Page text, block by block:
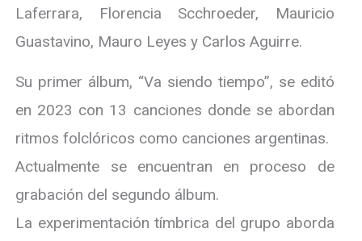
Laferrara, Florencia Scchroeder, Mauricio
Guastavino, Mauro Leyes y Carlos Aguirre.
Su primer álbum, “Va siendo tiempo”, se editó
en 2023 con 13 canciones donde se abordan
ritmos folclóricos como canciones argentinas.
Actualmente se encuentran en proceso de
grabación del segundo álbum.
La experimentación tímbrica del grupo aborda